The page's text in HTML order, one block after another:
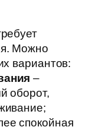
Можно
вариантов:
–
оборот,
спокойная